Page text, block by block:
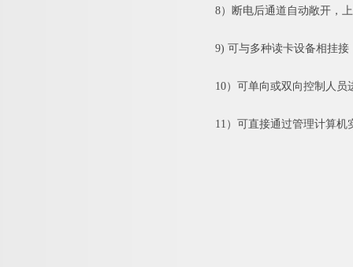
8）断电后通道自动敞开，
9) 可与多种读卡设备相挂
10）可单向或双向控制人员
11）可直接通过管理计算机